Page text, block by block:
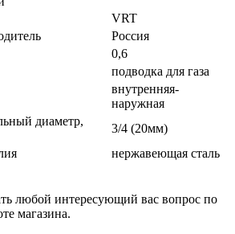
VRT
Россия
0,6
подводка для газа
внутренняя-
наружная
диаметр,
3/4 (20мм)
нержавеющая сталь
любой интересующий вас вопрос по
магазина.